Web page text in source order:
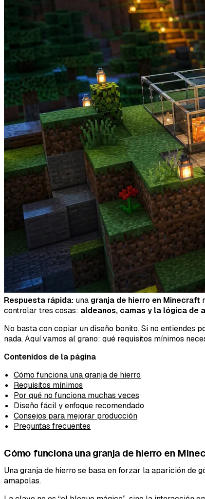
Respuesta rápida: una granja de hierro en Minecraft
controlar tres cosas: aldeanos, camas y la lógica de
No basta con copiar un diseño bonito. Si no entiendes
nada. Aquí vamos al grano: qué requisitos mínimos
Contenidos de la página
Cómo funciona una granja de hierro
Requisitos mínimos
Por qué no funciona muchas veces
Diseño fácil y enfoque recomendado
Consejos para mejorar producción
Preguntas frecuentes
Cómo funciona una granja de hierro en
Una granja de hierro se basa en forzar la aparición de
amapolas.